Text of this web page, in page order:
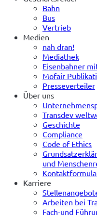
Bahn
Bus
Vertrieb
Medien
nah dran!
Mediathek
Eisenbahner
Mofair
Presseverteiler
Über uns
Transdev
Geschichte
Compliance
Code of Ethics
und
Karriere
Arbeiten bei
Fach-und